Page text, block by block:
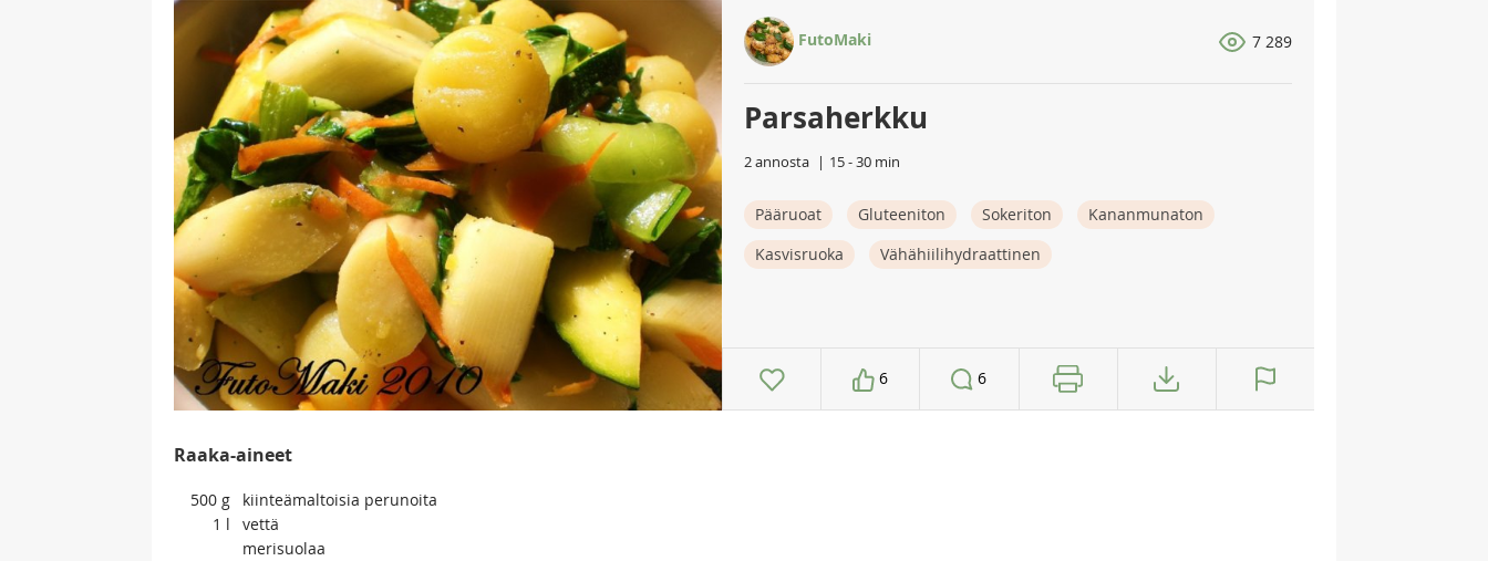
FutoMaki 7 289
Parsaherkku
2 annosta 15 - 30 min
Pääruoat Gluteeniton Sokeriton
Kananmunaton
Kasvisruoka
Vähähiilihydraattinen
6 6
Raaka-aineet
500 g
kiinteämaltoisia perunoita
1 l
vettä
merisuolaa